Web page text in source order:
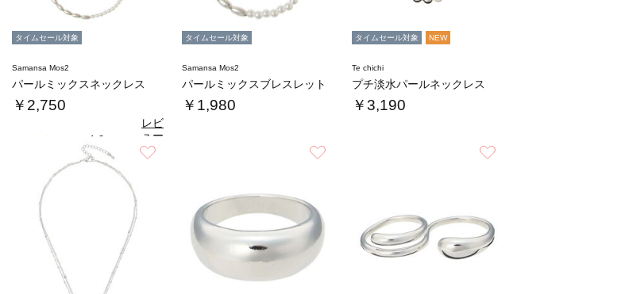
タイムセール対象
Samansa Mos2
パールミックスネックレス
￥2,750
4.0
レビ
ュー
を見
る
タイムセール対象
Samansa Mos2
パールミックスブレスレット
￥1,980
タイムセール対象 NEW
Te chichi
プチ淡水パールネックレス
￥3,190